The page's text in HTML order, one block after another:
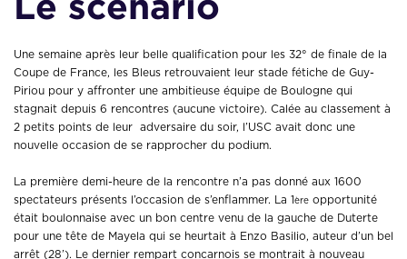
Une semaine après leur belle qualification pour les 32° de finale de la
Coupe de France, les Bleus retrouvaient leur stade fétiche de Guy-
Piriou pour y affronter une ambitieuse équipe de Boulogne qui
stagnait depuis 6 rencontres (aucune victoire). Calée au classement à
2 petits points de leur adversaire du soir, l’USC avait donc une
nouvelle occasion de se rapprocher du podium.
La première demi-heure de la rencontre n’a pas donné aux 1600
spectateurs présents l’occasion de s’enflammer. La 1ère opportunité
était boulonnaise avec un bon centre venu de la gauche de Duterte
pour une tête de Mayela qui se heurtait à Enzo Basilio, auteur d’un bel
arrêt (28’). Le dernier rempart concarnois se montrait à nouveau